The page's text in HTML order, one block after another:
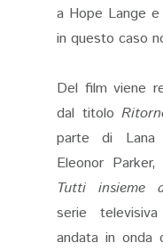
a Hope Lange
in questo caso
Del film viene
dal titolo
parte di Lana
Eleonor
Tutti insieme
serie
andata in onda